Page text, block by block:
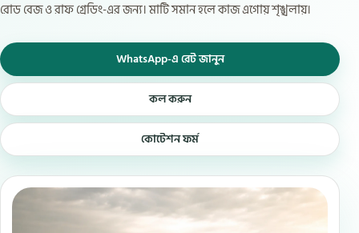
রোড বেজ ও রাফ গ্রেডিং-এর জন্য। মাটি সমান হলে কাজ এগোয় শৃঙ্খলায়।
WhatsApp-এ রেট জানুন
কল করুন
কোটেশন ফর্ম